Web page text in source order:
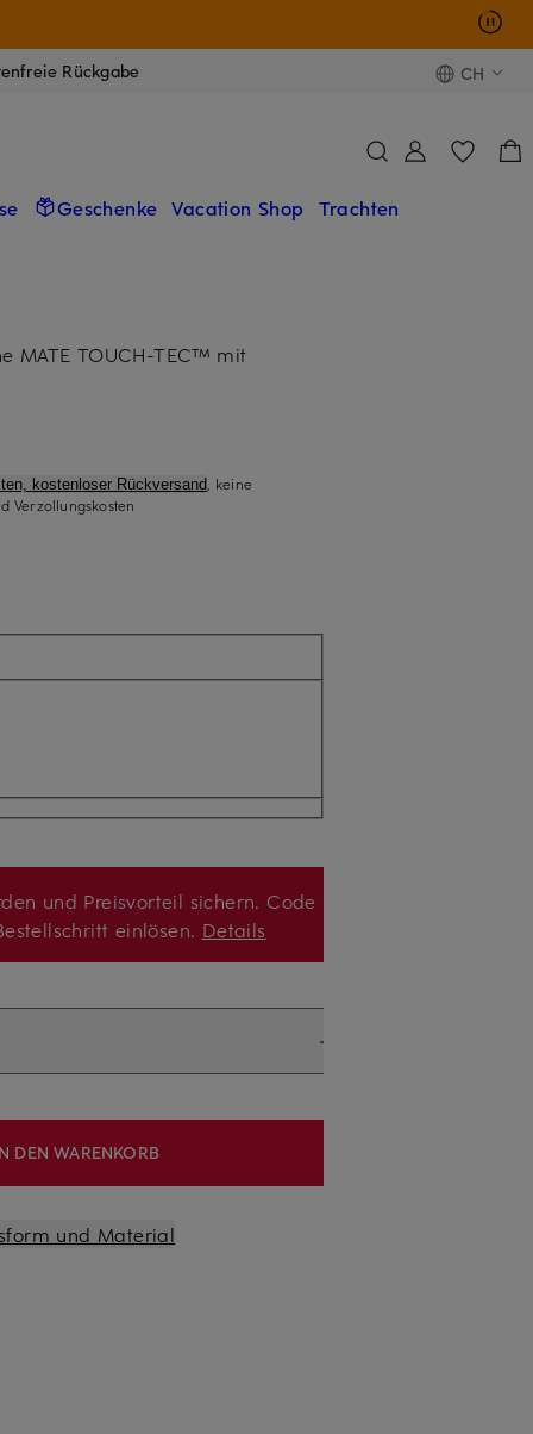
Rückgabe CH
Geschenke Vacation Shop Trachten
MATE TOUCH-TEC™ mit
kostenloser Rückversand, keine
Verzollungskosten
und Preisvorteil sichern. Code
einlösen. Details
DEN WARENKORB
und Material